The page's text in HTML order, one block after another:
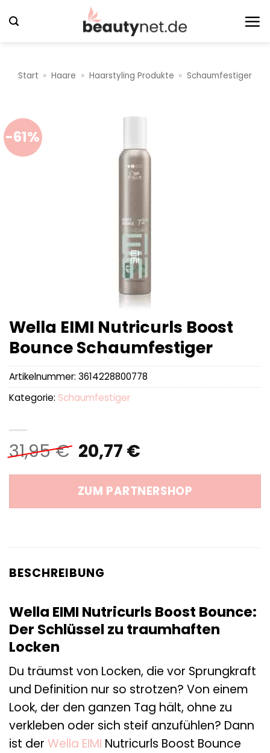
Inhalt
Start » Haare » Haarstyling Produkte » Schaumfestiger
-61%
Wella EIMI Nutricurls Boost
Bounce Schaumfestiger
31,95€ Ursprünglicher
Preis
war:
31,95 €
20,77 €Aktueller
ist:
20,77 €.
ZUM PARTNERSHOP
Artikelnummer: 3614228800778
Kategorie: Schaumfestiger
BESCHREIBUNG
Wella EIMI Nutricurls Boost Bounce:
Der Schlüssel zu traumhaften
Locken
Du träumst von Locken, die vor Sprungkraft
und Definition nur so strotzen? Von einem
Look, der den ganzen Tag hält, ohne zu
verkleben oder sich steif anzufühlen? Dann
ist der Wella EIMI Nutricurls Boost Bounce